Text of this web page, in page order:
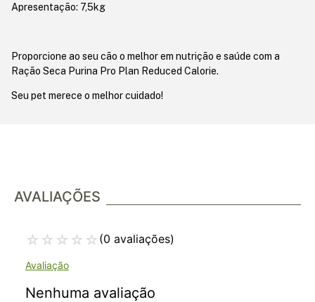
Apresentação: 7,5kg
Proporcione ao seu cão o melhor em nutrição e saúde com a
Ração Seca Purina Pro Plan Reduced Calorie.
Seu pet merece o melhor cuidado!
AVALIAÇÕES
☆ ☆ ☆ ☆ ☆ (0 avaliações)
Nenhuma avaliação